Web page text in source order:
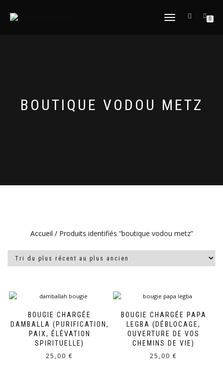
DÉPLIER
0
BOUTIQUE VODOU METZ
Accueil / Produits identifiés “boutique vodou metz”
BOUGIE CHARGÉE
DAMBALLA (PURIFICATION,
PAIX, ÉLÉVATION
SPIRITUELLE)
25,00 €
BOUGIE CHARGÉE PAPA
LEGBA (DÉBLOCAGE,
OUVERTURE DE VOS
CHEMINS DE VIE)
25,00 €